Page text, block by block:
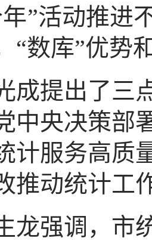
年”活动推进
“数库”优势
成提出了三
中央决策部
计服务高质
推动统计工
龙强调，市